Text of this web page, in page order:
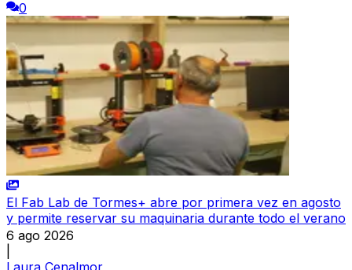
0
El Fab Lab de Tormes+ abre por primera vez en agosto
y permite reservar su maquinaria durante todo el verano
6 ago 2026